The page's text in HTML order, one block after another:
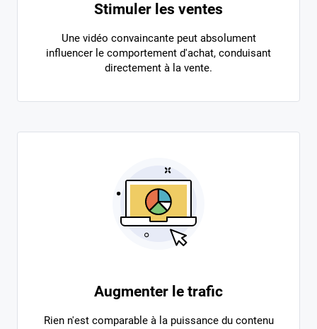
Stimuler les ventes
Une vidéo convaincante peut absolument
influencer le comportement d'achat, conduisant
directement à la vente.
Augmenter le trafic
Rien n'est comparable à la puissance du contenu